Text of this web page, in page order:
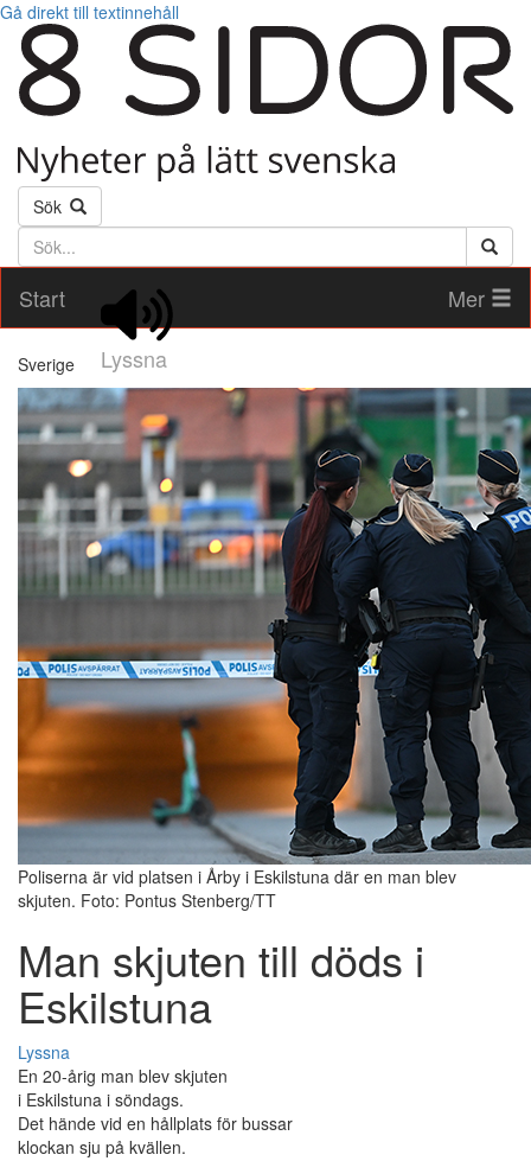
Gå direkt till textinnehåll
Sök
Söktext
Start
Lyssna
Mer
Sverige
Poliserna är vid platsen i Årby i Eskilstuna där en man blev
skjuten. Foto: Pontus Stenberg/TT
Man skjuten till döds i
Eskilstuna
Lyssna
En 20-årig man blev skjuten
i Eskilstuna i söndags.
Det hände vid en hållplats för bussar
klockan sju på kvällen.